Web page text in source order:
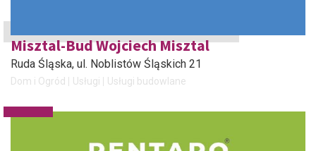
Misztal-Bud Wojciech Misztal
Ruda Śląska, ul. Noblistów Śląskich 21
Dom i Ogród Usługi Usługi budowlane